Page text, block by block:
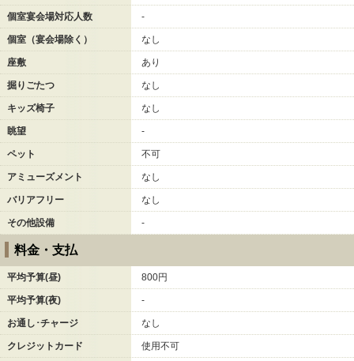
個室宴会場対応人数 -
個室（宴会場除く） なし
座敷 あり
掘りごたつ なし
キッズ椅子 なし
眺望 -
ペット 不可
アミューズメント なし
バリアフリー なし
その他設備 -
料金・支払
平均予算(昼) 800円
平均予算(夜) -
お通し･チャージ なし
クレジットカード 使用不可